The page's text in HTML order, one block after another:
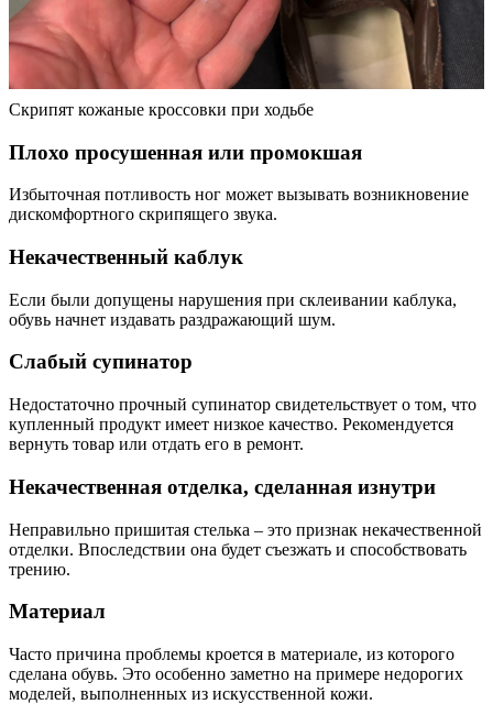
Скрипят кожаные кроссовки при ходьбе
Плохо просушенная или промокшая
Избыточная потливость ног может вызывать возникновение
дискомфортного скрипящего звука.
Некачественный каблук
Если были допущены нарушения при склеивании каблука,
обувь начнет издавать раздражающий шум.
Слабый супинатор
Недостаточно прочный супинатор свидетельствует о том, что
купленный продукт имеет низкое качество. Рекомендуется
вернуть товар или отдать его в ремонт.
Некачественная отделка, сделанная изнутри
Неправильно пришитая стелька – это признак некачественной
отделки. Впоследствии она будет съезжать и способствовать
трению.
Материал
Часто причина проблемы кроется в материале, из которого
сделана обувь. Это особенно заметно на примере недорогих
моделей, выполненных из искусственной кожи.